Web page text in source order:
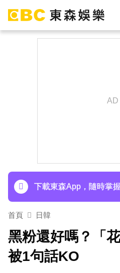
下載東森App，隨時掌
首頁 日韓
黑粉還好嗎？「
被1句話KO